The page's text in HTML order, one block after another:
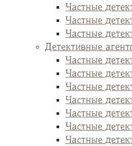
Частные
Частные
Частные
Детективные
Частные
Частные
Частные
Частные
Частные
Частные
Частные